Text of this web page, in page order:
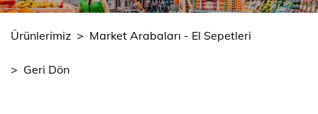
Ürünlerimiz > Market Arabaları - El Sepetleri
> Geri Dön